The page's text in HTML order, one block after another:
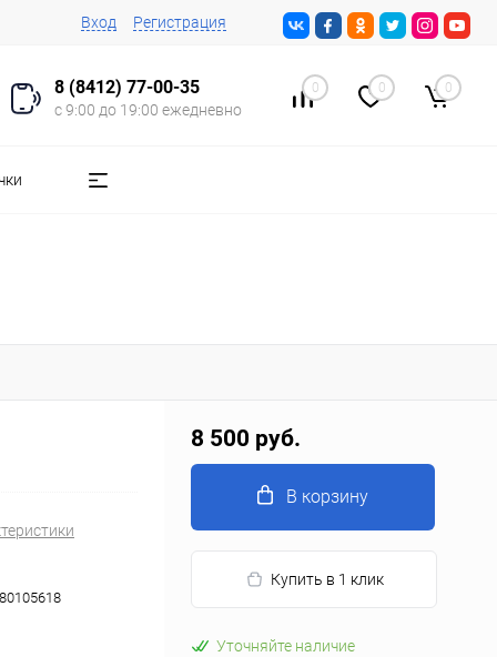
Вход Регистрация
8 (8412) 77-00-35
с 9:00 до 19:00 ежедневно
0 0 0
8 500 руб.
В корзину
Купить в 1 клик
Уточняйте наличие